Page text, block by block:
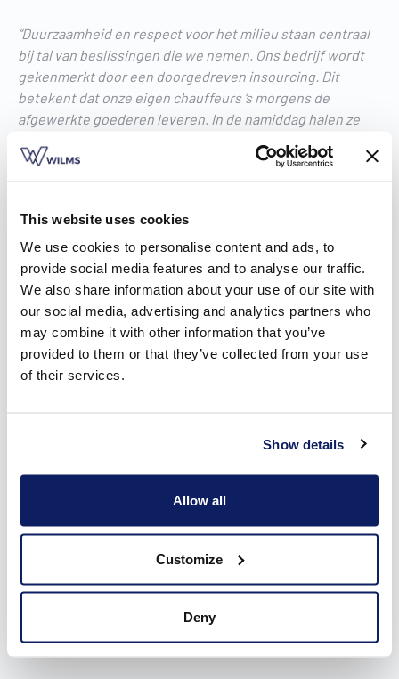
This website uses cookies
We use cookies to personalise content and ads, to
provide social media features and to analyse our traffic.
We also share information about your use of our site with
our social media, advertising and analytics partners who
may combine it with other information that you’ve
provided to them or that they’ve collected from your use
of their services.
Show details
Allow all
Customize
Deny
“Duurzaamheid en respect voor het milieu staan centraal
bij tal van beslissingen die we nemen. Ons bedrijf wordt
gekenmerkt door een doorgedreven insourcing. Dit
betekent dat onze eigen chauffeurs ‘s morgens de
afgewerkte goederen leveren. In de namiddag halen ze
dan weer grondstoffen voor de productie op. Zo kunnen
wij de service naar de klanten beter bewaken en zijn we in
in”,legt CEO Erik Wilms uit.“Daarnaast gaat ook veel
aandacht naar onze infrastructuur en gebouwen. Die
spelen een cruciale rol op het vlak van de verticale
integratie van de productieprocessen en het zo klein
mogelijk houden van de ecologische voetafdruk van ons
bedrijf.”
Bouwproject van 8.000m²
bouwproject van 8.000m² productiehallen en kantoren op de
deze investeringen gaan we voluit voor een duurzame
toekomst.
Kathagen.